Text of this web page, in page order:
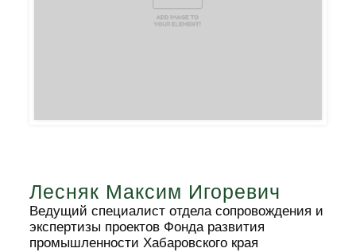
Лесняк Максим Игоревич
Ведущий специалист отдела сопровождения и
экспертизы проектов Фонда развития
промышленности Хабаровского края